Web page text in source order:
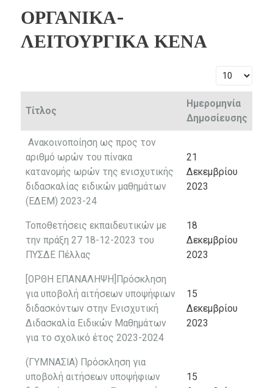
ΟΡΓΑΝΙΚΑ-
ΛΕΙΤΟΥΡΓΙΚΑ ΚΕΝΑ
Εμφάνιση #
Τίτλος
Ημερομηνία
Δημοσίευσης
Ανακοινοποίηση ως προς τον
αριθμό ωρών του πίνακα
κατανομής ωρών της ενισχυτικής
διδασκαλίας ειδικών μαθημάτων
(ΕΔΕΜ) 2023-24
21
Δεκεμβρίου
2023
Τοποθετήσεις εκπαιδευτικών με
την πράξη 27 18-12-2023 του
ΠΥΣΔΕ Πέλλας
18
Δεκεμβρίου
2023
[ΟΡΘΗ ΕΠΑΝΑΛΗΨΗ]Πρόσκληση
για υποβολή αιτήσεων υποψήφιων
διδασκόντων στην Ενισχυτική
Διδασκαλία Ειδικών Μαθημάτων
για το σχολικό έτος 2023-2024
15
Δεκεμβρίου
2023
(ΓΥΜΝΑΣΙΑ) Πρόσκληση για
υποβολή αιτήσεων υποψήφιων
15